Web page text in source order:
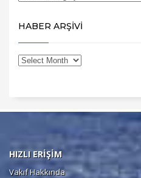
HABER ARŞİVİ
HIZLI ERİŞİM
Vakıf Hakkında